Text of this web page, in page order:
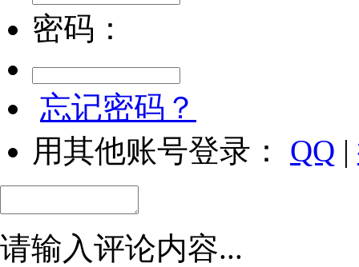
密码：
忘记密码？
用其他账号登录： QQ |
请输入评论内容...